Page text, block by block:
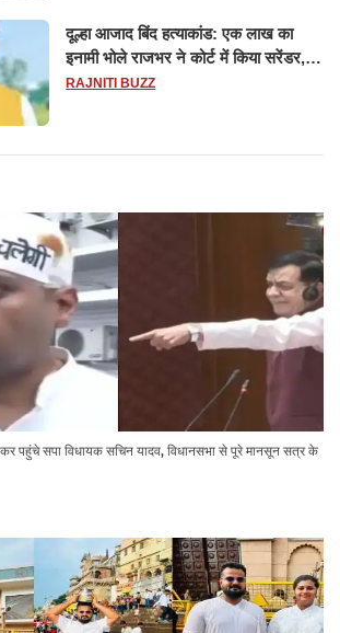
दूल्हा आजाद बिंद हत्याकांड: एक लाख का
इनामी भोले राजभर ने कोर्ट में किया सरेंडर,
14 दिन के लिए भेजा गया जेल
RAJNITI BUZZ
पहुंचे सपा विधायक सचिन यादव, विधानसभा से पूरे मानसून सत्र के